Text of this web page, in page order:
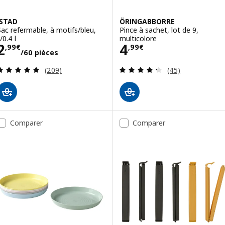
refermable, à motifs/bleu,
0.4 l
,99€
/60 pièces
2,99€/60 pièces
Révision: 4.8 hors de 5 étoiles. Nombre total de
(209)
ÖRINGABBORRE
Pince à sachet, lot de 9,
multicolore
4,99€
Prix 4,99€
Révision: 4.3
(45)
Comparer Comparer